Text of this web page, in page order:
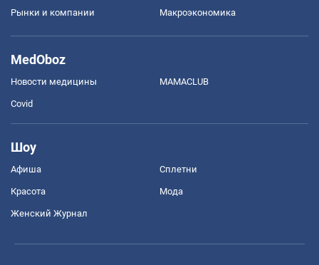
Рынки и компании Mакроэкономика
MedOboz
Новости медицины MAMACLUB
Covid
Шоу
Афиша Сплетни
Красота Мода
Женский Журнал